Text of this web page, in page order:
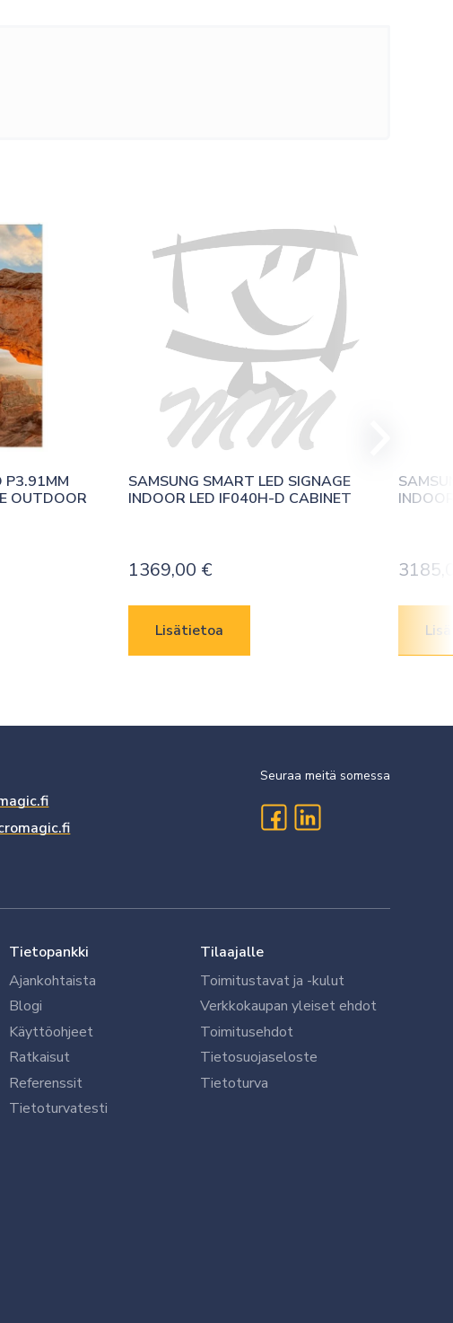
P3.91MM
OUTDOOR
SAMSUNG SMART LED SIGNAGE
INDOOR LED IF040H-D CABINET
1369,00 €
Lisätietoa
Seuraa meitä somessa
Tietopankki
Ajankohtaista
Blogi
Käyttöohjeet
Ratkaisut
Referenssit
Tietoturvatesti
Tilaajalle
Toimitustavat ja -kulut
Verkkokaupan yleiset ehdot
Toimitusehdot
Tietosuojaseloste
Tietoturva